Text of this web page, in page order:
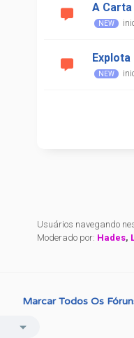
A
Explota
Usuários navegando
Moderado por: Hades,
Marcar Todos Os